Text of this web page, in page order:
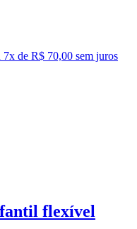
7x de R$ 70,00 sem juros
flexível